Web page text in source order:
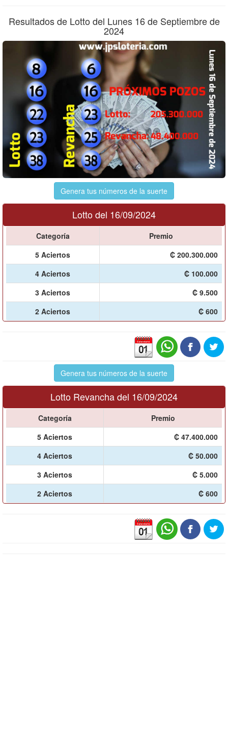
Resultados de Lotto del Lunes 16 de Septiembre de
2024
Genera tus números de la suerte
Lotto del 16/09/2024
Categoría
Premio
5 Aciertos
₡ 200.300.000
4 Aciertos
₡ 100.000
3 Aciertos
₡ 9.500
2 Aciertos
₡ 600
Genera tus números de la suerte
Lotto Revancha del 16/09/2024
Categoría
Premio
5 Aciertos
₡ 47.400.000
4 Aciertos
₡ 50.000
3 Aciertos
₡ 5.000
2 Aciertos
₡ 600